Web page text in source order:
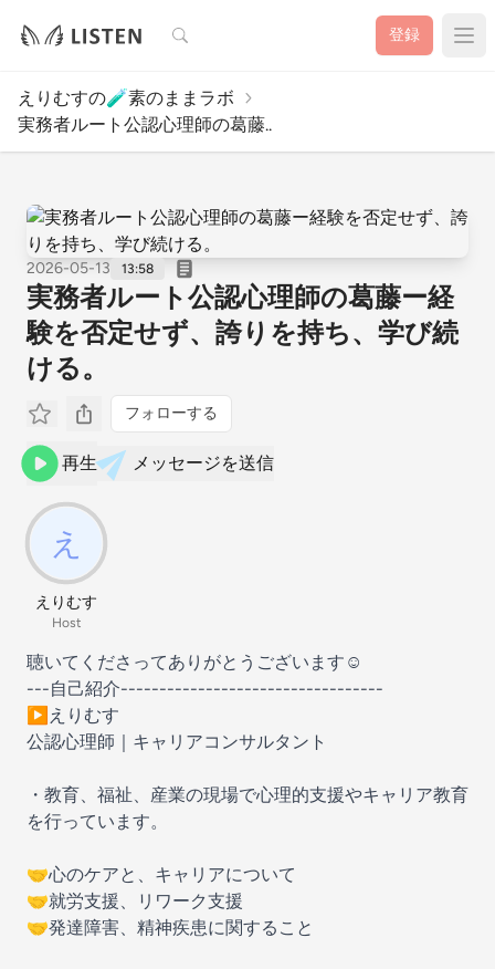
検索 登録
えりむすの🧪素のままラボ
実務者ルート公認心理師の葛藤..
2026-05-13 13:58
実務者ルート公認心理師の葛藤ー経
験を否定せず、誇りを持ち、学び続
ける。
フォローする
再生 メッセージを送信
えりむす
Host
聴いてくださってありがとうございます☺️
---自己紹介----------------------------------
▶︎えりむす
公認心理師｜キャリアコンサルタント
・教育、福祉、産業の現場で心理的支援やキャリア教育
を行っています。
🤝心のケアと、キャリアについて
🤝就労支援、リワーク支援
🤝発達障害、精神疾患に関すること